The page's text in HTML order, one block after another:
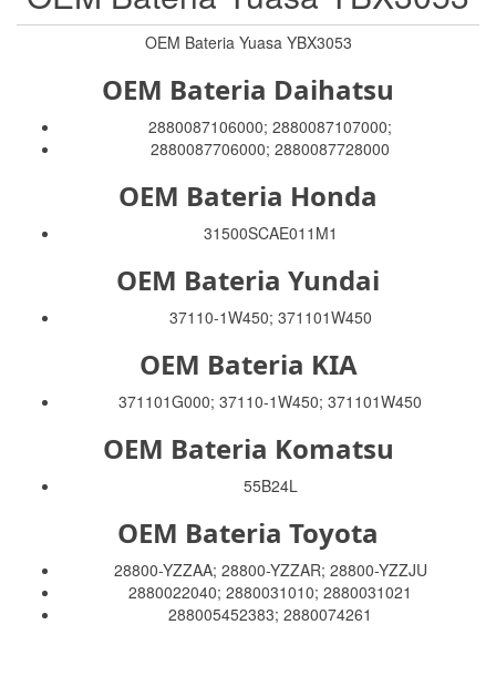
OEM Bateria Yuasa YBX3053
OEM Bateria Daihatsu
2880087106000; 2880087107000;
2880087706000; 2880087728000
OEM Bateria Honda
31500SCAE011M1
OEM Bateria Yundai
37110-1W450; 371101W450
OEM Bateria KIA
371101G000; 37110-1W450; 371101W450
OEM Bateria Komatsu
55B24L
OEM Bateria Toyota
28800-YZZAA; 28800-YZZAR; 28800-YZZJU
2880022040; 2880031010; 2880031021
288005452383; 2880074261